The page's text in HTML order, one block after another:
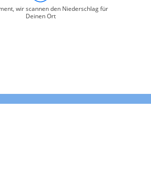
wir scannen den Niederschlag für
Deinen Ort